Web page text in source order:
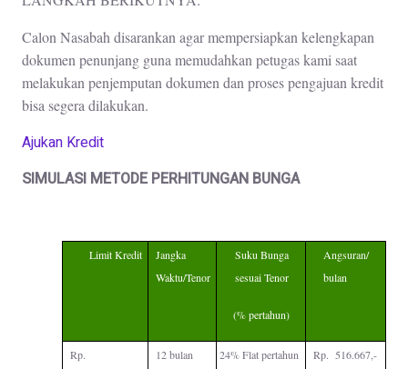
Calon Nasabah disarankan agar mempersiapkan kelengkapan
dokumen penunjang guna memudahkan petugas kami saat
melakukan penjemputan dokumen dan proses pengajuan kredit
bisa segera dilakukan.
Ajukan Kredit
SIMULASI METODE PERHITUNGAN BUNGA
Limit Kredit
Jangka
Waktu/Tenor
Suku Bunga
sesuai Tenor
(% pertahun)
Angsuran/
bulan
Rp.
12 bulan 24% Flat pertahun Rp. 516.667,-